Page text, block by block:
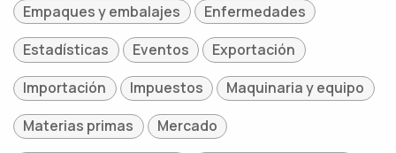
Empaques y embalajes
Enfermedades
Estadísticas
Eventos
Exportación
Importación
Impuestos
Maquinaria y equipo
Materias primas
Mercado